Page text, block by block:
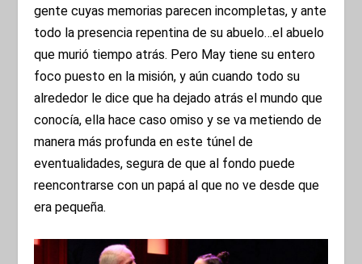
gente cuyas memorias parecen incompletas, y ante
todo la presencia repentina de su abuelo…el abuelo
que murió tiempo atrás. Pero May tiene su entero
foco puesto en la misión, y aún cuando todo su
alrededor le dice que ha dejado atrás el mundo que
conocía, ella hace caso omiso y se va metiendo de
manera más profunda en este túnel de
eventualidades, segura de que al fondo puede
reencontrarse con un papá al que no ve desde que
era pequeña.